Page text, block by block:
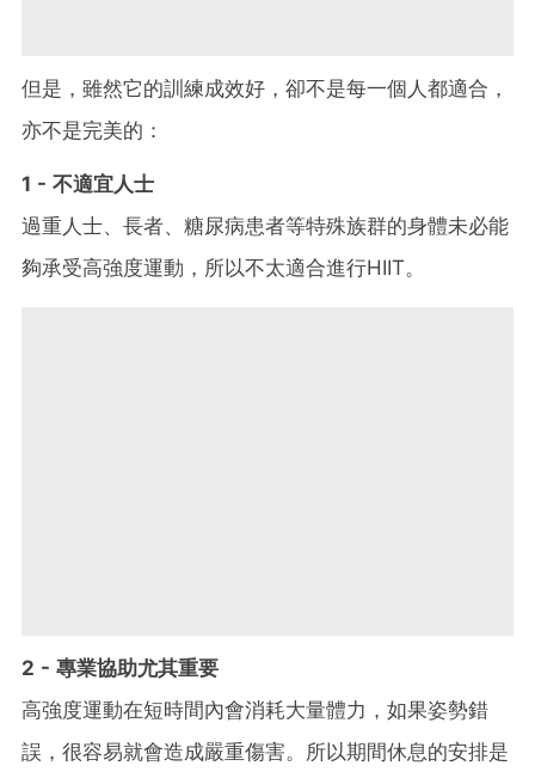
但是，雖然它的訓練成效好，卻不是每一個人都適合，
亦不是完美的：
1 - 不適宜人士
過重人士、長者、糖尿病患者等特殊族群的身體未必能
夠承受高強度運動，所以不太適合進行HIIT。
2 - 專業協助尤其重要
高強度運動在短時間內會消耗大量體力，如果姿勢錯
誤，很容易就會造成嚴重傷害。所以期間休息的安排是